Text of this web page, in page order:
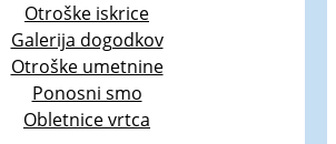
Otroške iskrice
Galerija dogodkov
Otroške umetnine
Ponosni smo
Obletnice vrtca